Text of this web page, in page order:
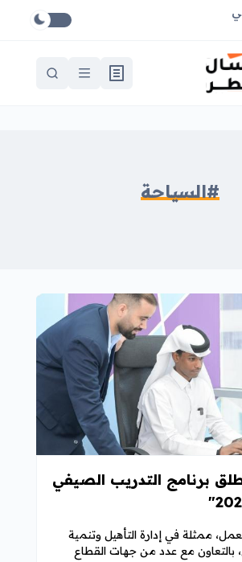
#السياحة
برنامج التدريب الصيفي
ممثلة في إدارة التأهيل وتنمية
بالتعاون مع عدد من جهات القطاع